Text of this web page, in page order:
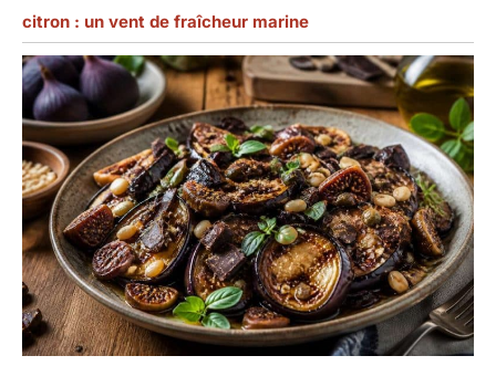
citron : un vent de fraîcheur marine